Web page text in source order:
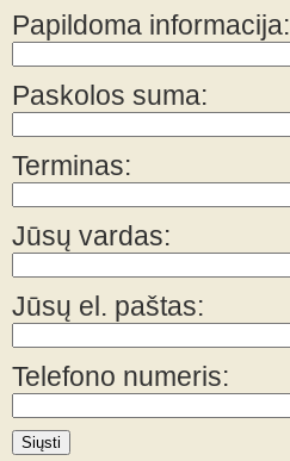
Papildoma informacija:
Paskolos suma:
Terminas:
Jūsų vardas:
Jūsų el. paštas:
Telefono numeris: